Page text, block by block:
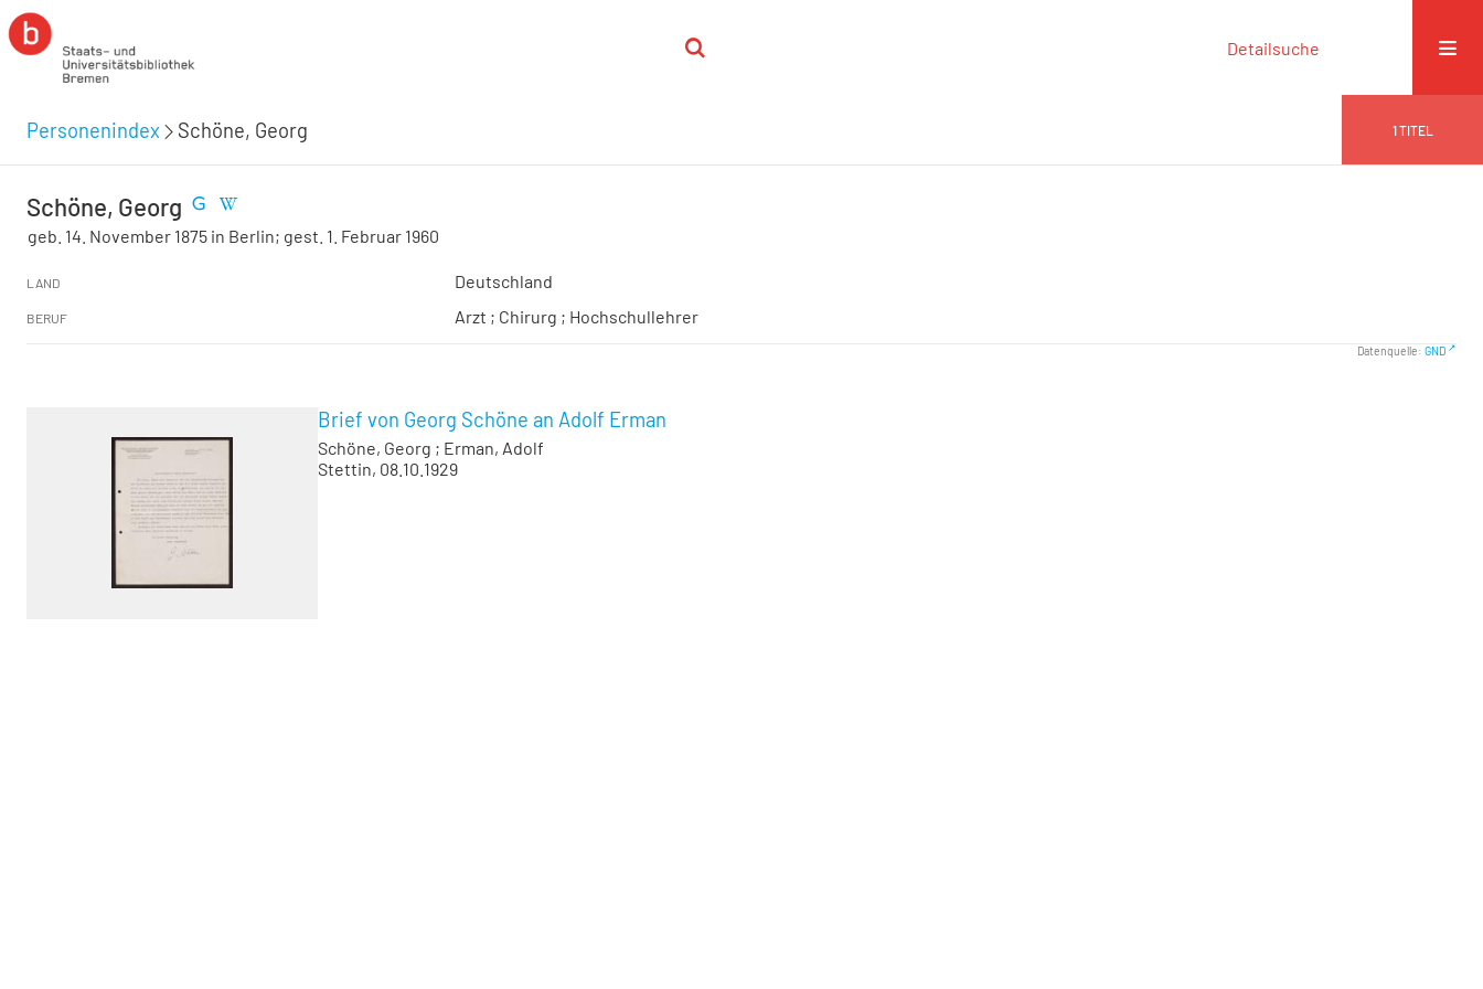
Detailsuche
Personenindex Schöne, Georg 1TITEL
Schöne, Georg
geb. 14. November 1875 in Berlin; gest. 1. Februar 1960
LAND Deutschland
BERUF Arzt ; Chirurg ; Hochschullehrer
Datenquelle: GND
Brief von Georg Schöne an Adolf Erman
Schöne, Georg ; Erman, Adolf
Stettin, 08.10.1929